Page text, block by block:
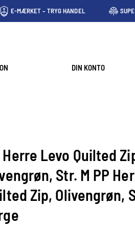
E-MÆRKET – TRYG HANDEL
DIN KONTO
Herre Levo Quilted
Str. M PP
Zip, Olivengrøn,